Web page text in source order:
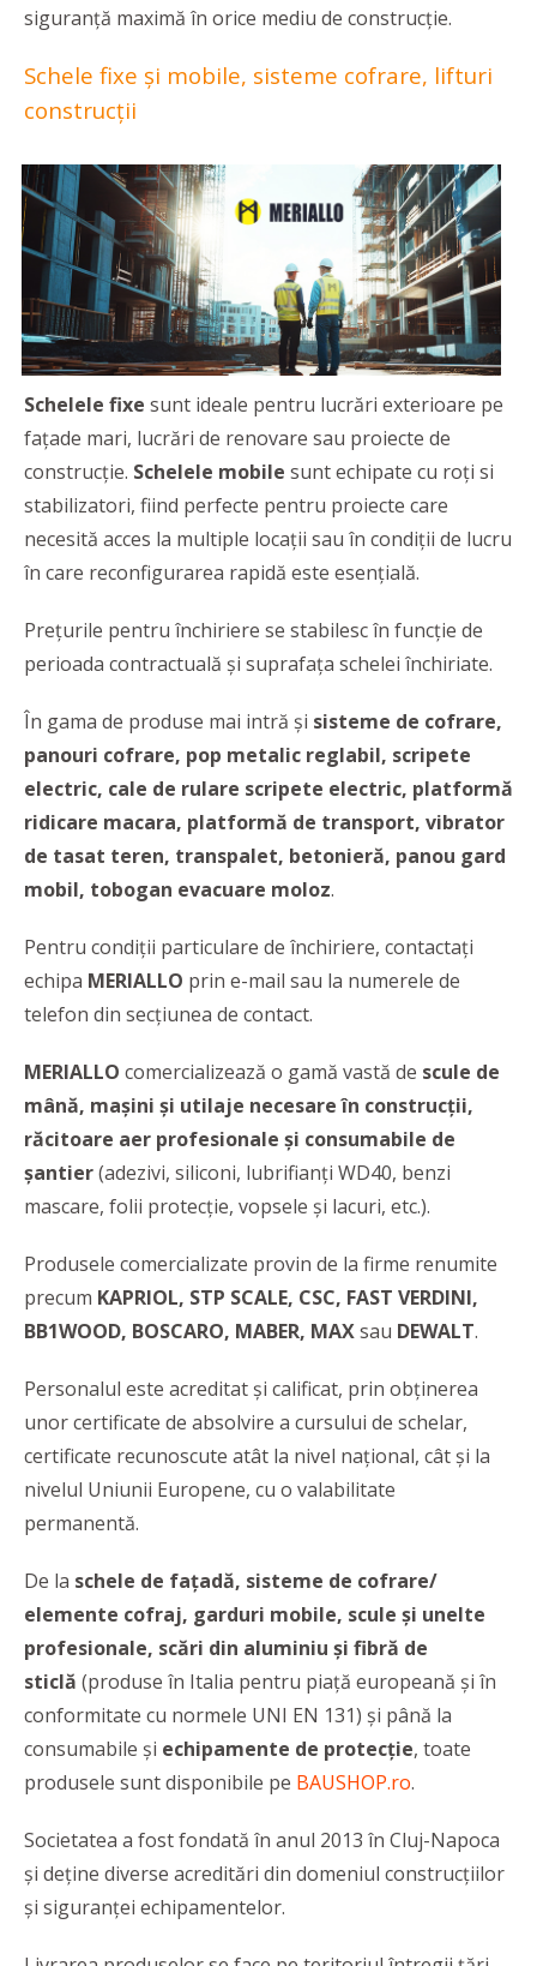
siguranță maximă în orice mediu de construcție.
Schele fixe și mobile, sisteme cofrare, lifturi
construcții
Schelele fixe sunt ideale pentru lucrări exterioare pe
fațade mari, lucrări de renovare sau proiecte de
construcție. Schelele mobile sunt echipate cu roți si
stabilizatori, fiind perfecte pentru proiecte care
necesită acces la multiple locații sau în condiții de lucru
în care reconfigurarea rapidă este esențială.
Prețurile pentru închiriere se stabilesc în funcție de
perioada contractuală și suprafața schelei închiriate.
În gama de produse mai intră și sisteme de cofrare,
panouri cofrare, pop metalic reglabil, scripete
electric, cale de rulare scripete electric, platformă
ridicare macara, platformă de transport, vibrator
de tasat teren, transpalet, betonieră, panou gard
mobil, tobogan evacuare moloz.
Pentru condiții particulare de închiriere, contactați
echipa MERIALLO prin e-mail sau la numerele de
telefon din secțiunea de contact.
MERIALLO comercializează o gamă vastă de scule de
mână, mașini și utilaje necesare în construcții,
răcitoare aer profesionale și consumabile de
șantier(adezivi, siliconi, lubrifianți WD40, benzi
mascare, folii protecție, vopsele și lacuri, etc.).
Produsele comercializate provin de la firme renumite
precum KAPRIOL, STP SCALE, CSC, FAST VERDINI,
BB1WOOD, BOSCARO, MABER, MAXsau DEWALT.
Personalul este acreditat și calificat, prin obținerea
unor certificate de absolvire a cursului de schelar,
certificate recunoscute atât la nivel național, cât și la
nivelul Uniunii Europene, cu o valabilitate
permanentă.
De la schele de fațadă, sisteme de cofrare/
elemente cofraj, garduri mobile, scule și unelte
profesionale, scări din aluminiu și fibră de
sticlă (produse în Italia pentru piaţă europeană şi în
conformitate cu normele UNI EN 131) și până la
consumabile și echipamente de protecție, toate
produsele sunt disponibile pe BAUSHOP.ro.
Societatea a fost fondată în anul 2013 în Cluj-Napoca
și deține diverse acreditări din domeniul construcțiilor
și siguranței echipamentelor.